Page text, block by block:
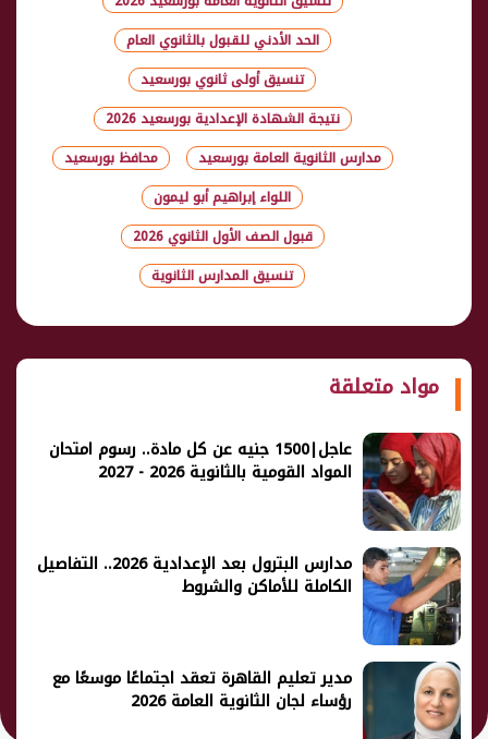
الحد الأدني للقبول بالثانوي العام
تنسيق أولى ثانوي بورسعيد
نتيجة الشهادة الإعدادية بورسعيد 2026
مدارس الثانوية العامة بورسعيد
محافظ بورسعيد
اللواء إبراهيم أبو ليمون
قبول الصف الأول الثانوي 2026
تنسيق المدارس الثانوية
مواد متعلقة
عاجل|1500 جنيه عن كل مادة.. رسوم امتحان
المواد القومية بالثانوية 2026 - 2027
مدارس البترول بعد الإعدادية 2026.. التفاصيل
الكاملة للأماكن والشروط
مدير تعليم القاهرة تعقد اجتماعًا موسعًا مع
رؤساء لجان الثانوية العامة 2026